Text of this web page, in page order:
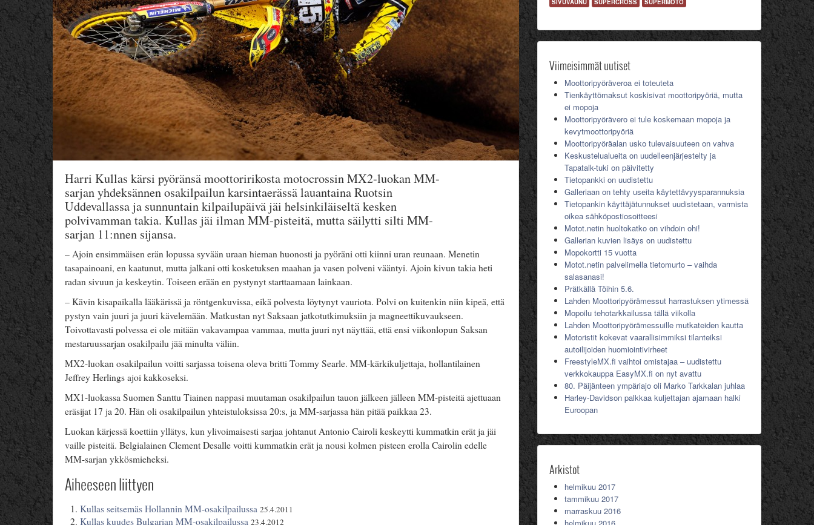
Harri Kullas kärsi pyöränsä moottoririkosta motocrossin MX2-luokan MM-
sarjan yhdeksännen osakilpailun karsintaerässä lauantaina Ruotsin
Uddevallassa ja sunnuntain kilpailupäivä jäi helsinkiläiseltä kesken
polvivamman takia. Kullas jäi ilman MM-pisteitä, mutta säilytti silti MM-
sarjan 11:nnen sijansa.
– Ajoin ensimmäisen erän lopussa syvään uraan hieman huonosti ja pyöräni otti kiinni uran reunaan. Menetin
tasapainoani, en kaatunut, mutta jalkani otti kosketuksen maahan ja vasen polveni vääntyi. Ajoin kivun takia heti
radan sivuun ja keskeytin. Toiseen erään en pystynyt starttaamaan lainkaan.
– Kävin kisapaikalla lääkärissä ja röntgenkuvissa, eikä polvesta löytynyt vauriota. Polvi on kuitenkin niin kipeä, että
pystyn vain juuri ja juuri kävelemään. Matkustan nyt Saksaan jatkotutkimuksiin ja magneettikuvaukseen.
Toivottavasti polvessa ei ole mitään vakavampaa vammaa, mutta juuri nyt näyttää, että ensi viikonlopun Saksan
mestaruussarjan osakilpailu jää minulta väliin.
MX2-luokan osakilpailun voitti sarjassa toisena oleva britti Tommy Searle. MM-kärkikuljettaja, hollantilainen
Jeffrey Herlings ajoi kakkoseksi.
MX1-luokassa Suomen Santtu Tiainen nappasi muutaman osakilpailun tauon jälkeen jälleen MM-pisteitä ajettuaan
eräsijat 17 ja 20. Hän oli osakilpailun yhteistuloksissa 20:s, ja MM-sarjassa hän pitää paikkaa 23.
Luokan kärjessä koettiin yllätys, kun ylivoimaisesti sarjaa johtanut Antonio Cairoli keskeytti kummatkin erät ja jäi
vaille pisteitä. Belgialainen Clement Desalle voitti kummatkin erät ja nousi kolmen pisteen erolla Cairolin edelle
MM-sarjan ykkösmieheksi.
Aiheeseen liittyen
Kullas seitsemäs Hollannin MM-osakilpailussa 25.4.2011
Kullas kuudes Bulgarian MM-osakilpailussa 23.4.2012
SIVUVAUNU
SUPERCROSS SUPERMOTO
Viimeisimmät uutiset
Moottoripyöräveroa ei toteuteta
Tienkäyttömaksut koskisivat moottoripyöriä, mutta
ei mopoja
Moottoripyörävero ei tule koskemaan mopoja ja
kevytmoottoripyöriä
Moottoripyöräalan usko tulevaisuuteen on vahva
Keskustelualueita on uudelleenjärjestelty ja
Tapatalk-tuki on päivitetty
Tietopankki on uudistettu
Galleriaan on tehty useita käytettävyysparannuksia
Tietopankin käyttäjätunnukset uudistetaan, varmista
oikea sähköpostiosoitteesi
Motot.netin huoltokatko on vihdoin ohi!
Gallerian kuvien lisäys on uudistettu
Mopokortti 15 vuotta
Motot.netin palvelimella tietomurto – vaihda
salasanasi!
Prätkällä Töihin 5.6.
Lahden Moottoripyörämessut harrastuksen ytimessä
Mopoilu tehotarkkailussa tällä viikolla
Lahden Moottoripyörämessuille mutkateiden kautta
Motoristit kokevat vaarallisimmiksi tilanteiksi
autoilijoiden huomiointivirheet
FreestyleMX.fi vaihtoi omistajaa – uudistettu
verkkokauppa EasyMX.fi on nyt avattu
80. Päijänteen ympäriajo oli Marko Tarkkalan juhlaa
Harley-Davidson palkkaa kuljettajan ajamaan halki
Euroopan
Arkistot
helmikuu 2017
tammikuu 2017
marraskuu 2016